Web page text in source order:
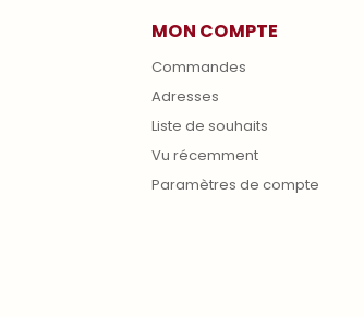
MON COMPTE
Commandes
Adresses
Liste de souhaits
Vu récemment
Paramètres de compte